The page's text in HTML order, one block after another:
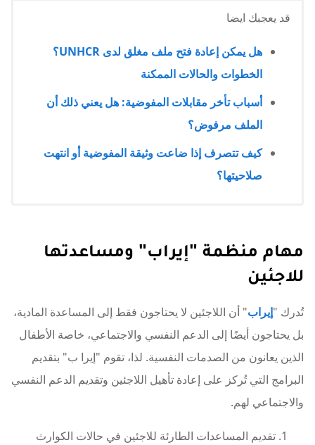
قد يعجبك ايضا
هل يمكن إعادة فتح ملف مغلق لدى UNHCR؟
الخطوات والحالات الممكنة
أسباب تأخر مقابلات المفوضية: هل يعني ذلك أن
الملف مرفوض؟
كيف تتصرف إذا ضاعت وثيقة المفوضية أو انتهت
صلاحيتها؟
مهام منظمة "إيراب" ومساعدتها
للاجئين
تُدرك "إيراب" أن اللاجئين لا يحتاجون فقط إلى المساعدة المادية،
بل يحتاجون أيضًا إلى الدعم النفسي والاجتماعي، خاصة الأطفال
الذين يعانون من الصدمات النفسية. لذا، تقوم "إيرا ب" بتقديم
البرامج التي تُركز على إعادة تأهيل اللاجئين وتقديم الدعم النفسي
والاجتماعي لهم.
تقديم المساعدات الطارئة للاجئين في حالات الكوارث